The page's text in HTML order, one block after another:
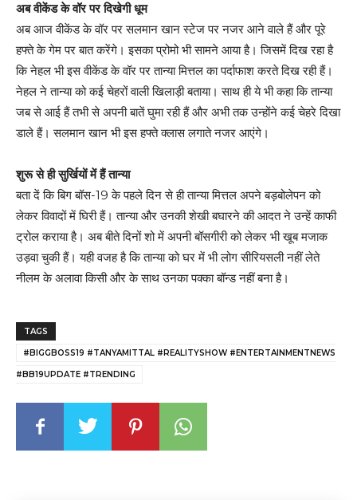
अब वीकेंड के वॉर पर दिखेगी धूम
अब आज वीकेंड के वॉर पर सलमान खान स्टेज पर नजर आने वाले हैं और पूरे
हफ्ते के गेम पर बात करेंगे। इसका प्रोमो भी सामने आया है। जिसमें दिख रहा है
कि नेहल भी इस वीकेंड के वॉर पर तान्या मित्तल का पर्दाफाश करते दिख रही हैं।
नेहल ने तान्या को कई चेहरों वाली खिलाड़ी बताया। साथ ही ये भी कहा कि तान्या
जब से आई हैं तभी से अपनी बातें घुमा रही हैं और अभी तक उन्होंने कई चेहरे दिखा
डाले हैं। सलमान खान भी इस हफ्ते क्लास लगाते नजर आएंगे।
शुरू से ही सुर्खियों में हैं तान्या
बता दें कि बिग बॉस-19 के पहले दिन से ही तान्या मित्तल अपने बड़बोलेपन को
लेकर विवादों में घिरी हैं। तान्या और उनकी शेखी बघारने की आदत ने उन्हें काफी
ट्रोल कराया है। अब बीते दिनों शो में अपनी बॉसगीरी को लेकर भी खूब मजाक
उड़वा चुकी हैं। यही वजह है कि तान्या को घर में भी लोग सीरियसली नहीं लेते
नीलम के अलावा किसी और के साथ उनका पक्का बॉन्ड नहीं बना है।
TAGS
#BIGGBOSS19 #TANYAMITTAL #REALITYSHOW #ENTERTAINMENTNEWS
#BB19UPDATE #TRENDING